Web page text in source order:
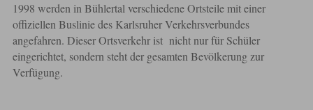
1998 werden in Bühlertal verschiedene Ortsteile mit einer
offiziellen Buslinie des Karlsruher Verkehrsverbundes
angefahren. Dieser Ortsverkehr ist nicht nur für Schüler
eingerichtet, sondern steht der gesamten Bevölkerung zur
Verfügung.